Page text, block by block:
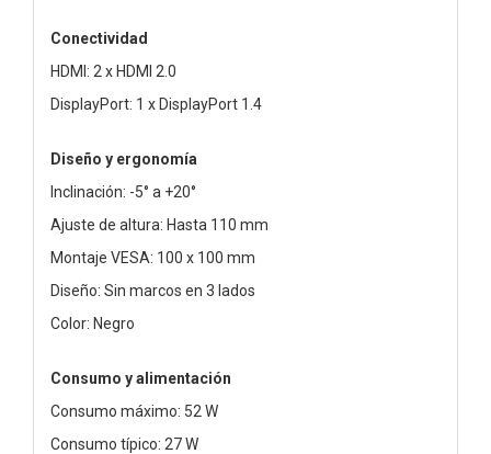
Conectividad
HDMI: 2 x HDMI 2.0
DisplayPort: 1 x DisplayPort 1.4
Diseño y ergonomía
Inclinación: -5° a +20°
Ajuste de altura: Hasta 110 mm
Montaje VESA: 100 x 100 mm
Diseño: Sin marcos en 3 lados
Color: Negro
Consumo y alimentación
Consumo máximo: 52 W
Consumo típico: 27 W